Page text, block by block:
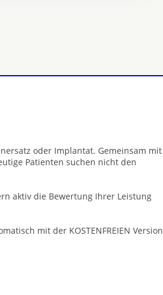
oder Implantat. Gemeinsam mit
Patienten suchen nicht den
aktiv die Bewertung Ihrer Leistung
mit der KOSTENFREIEN Version